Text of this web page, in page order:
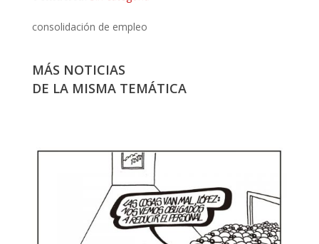
consolidación de empleo
MÁS NOTICIAS
DE LA MISMA TEMÁTICA